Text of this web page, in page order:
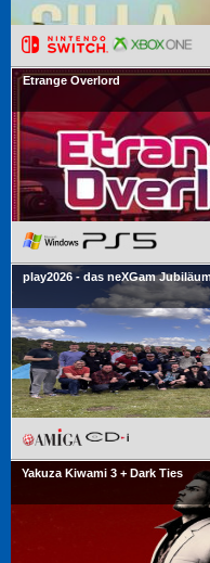
Etrange Overlord
play2026 - das neXGam
Yakuza Kiwami 3 + Dark Ties